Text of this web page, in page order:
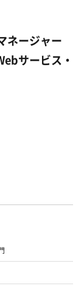
ネージャー
サービス・